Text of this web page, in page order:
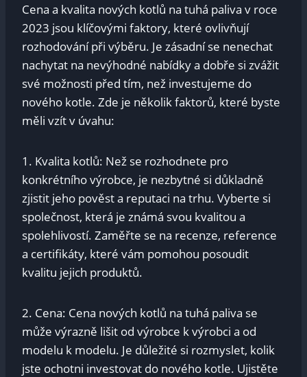
Cena a kvalita nových kotlů‍ na tuhá paliva v roce
2023 jsou klíčovými ⁢faktory, které ovlivňují
rozhodování při výběru. Je zásadní⁣ se nenechat
nachytat na ⁤nevýhodné nabídky a ‍dobře⁤ si zvážit
své možnosti před‌ tím, než investujeme do
nového kotle. ⁤Zde je⁤ několik faktorů, které byste
‍měli ⁢vzít v úvahu:
1. Kvalita​ kotlů: Než ‌se rozhodnete pro
konkrétního výrobce, je nezbytné si důkladně
zjistit jeho pověst⁢ a reputaci na ‌trhu. Vyberte si
společnost,‌ která je známá svou kvalitou ‍a
spolehlivostí. Zaměřte se na ⁣recenze, reference
a certifikáty, které vám pomohou posoudit
kvalitu ‌jejich produktů.
2. ⁣Cena: Cena nových kotlů ​na tuhá paliva ⁢se‌
může výrazně‍ lišit od výrobce k výrobci a od
modelu k modelu. Je důležité si rozmyslet, kolik
jste ochotni ​investovat do nového kotle. Ujistěte